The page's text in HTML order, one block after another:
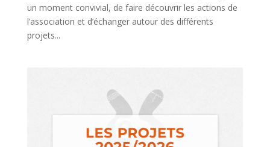
un moment convivial, de faire découvrir les actions de
l’association et d’échanger autour des différents
projets...